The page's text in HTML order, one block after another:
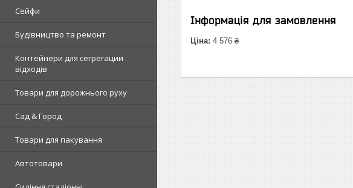
Сейфи
Будівництво та ремонт
Контейнери для сегрегации
відходів
Товари для дорожнього руху
Сад & Город
Товари для пакування
Автотовари
Інформація для замовлення
Ціна: 4 576 ₴